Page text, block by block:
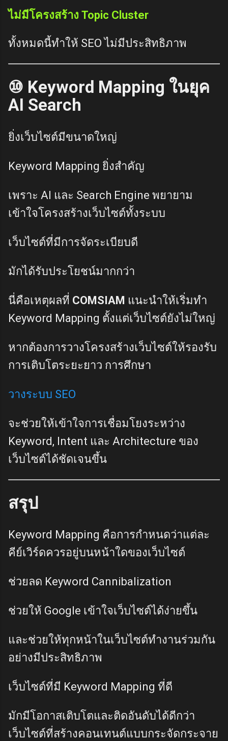
ไม่มีโครงสร้าง Topic Cluster
ทั้งหมดนี้ทำให้ SEO ไม่มีประสิทธิภาพ
⑩ Keyword Mapping ในยุค
AI Search
ยิ่งเว็บไซต์มีขนาดใหญ่
Keyword Mapping ยิ่งสำคัญ
เพราะ AI และ Search Engine พยายาม
เข้าใจโครงสร้างเว็บไซต์ทั้งระบบ
เว็บไซต์ที่มีการจัดระเบียบดี
มักได้รับประโยชน์มากกว่า
นี่คือเหตุผลที่ COMSIAM แนะนำให้เริ่มทำ
Keyword Mapping ตั้งแต่เว็บไซต์ยังไม่ใหญ่
หากต้องการวางโครงสร้างเว็บไซต์ให้รองรับ
การเติบโตระยะยาว การศึกษา
วางระบบ SEO
จะช่วยให้เข้าใจการเชื่อมโยงระหว่าง
Keyword, Intent และ Architecture ของ
เว็บไซต์ได้ชัดเจนขึ้น
สรุป
Keyword Mapping คือการกำหนดว่าแต่ละ
คีย์เวิร์ดควรอยู่บนหน้าใดของเว็บไซต์
ช่วยลด Keyword Cannibalization
ช่วยให้ Google เข้าใจเว็บไซต์ได้ง่ายขึ้น
และช่วยให้ทุกหน้าในเว็บไซต์ทำงานร่วมกัน
อย่างมีประสิทธิภาพ
เว็บไซต์ที่มี Keyword Mapping ที่ดี
มักมีโอกาสเติบโตและติดอันดับได้ดีกว่า
เว็บไซต์ที่สร้างคอนเทนต์แบบกระจัดกระจาย